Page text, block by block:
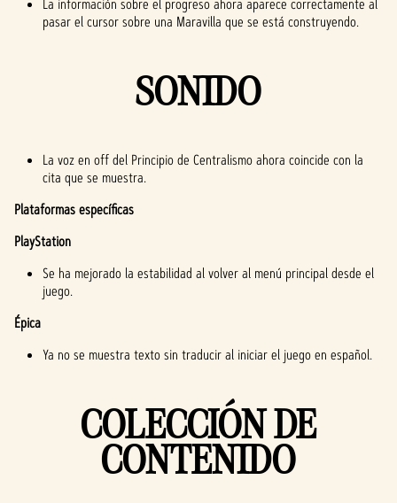
La información sobre el progreso ahora aparece correctamente al
pasar el cursor sobre una Maravilla que se está construyendo.
SONIDO
La voz en off del Principio de Centralismo ahora coincide con la
cita que se muestra.
Plataformas específicas
PlayStation
Se ha mejorado la estabilidad al volver al menú principal desde el
juego.
Épica
Ya no se muestra texto sin traducir al iniciar el juego en español.
COLECCIÓN DE
CONTENIDO